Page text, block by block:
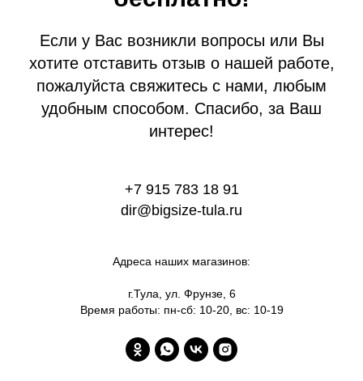
Если у Вас возникли вопросы или Вы
хотите отставить отзыв о нашей работе,
пожалуйста свяжитесь с нами, любым
удобным способом. Спасибо, за Ваш
интерес!
+7 915 783 18 91
dir@bigsize-tula.ru
Адреса наших магазинов:
г.Тула, ул. Фрунзе, 6
Время работы: пн-сб: 10-20, вс: 10-19